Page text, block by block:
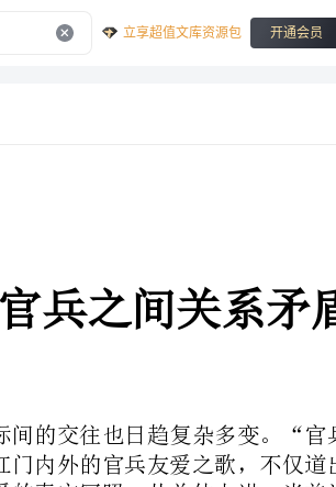
立享超值文库资源包 开通会员
和部队成员的新老交替，原有的矛盾解决之后，又会出现新的矛盾，这也符合
矛盾的普遍性原理。在目前基层消防部队官兵关系方面出现的一些矛盾既有战
士问题，也有干部的责任，但是，从总体情况来看，干部的问题显得尤为突